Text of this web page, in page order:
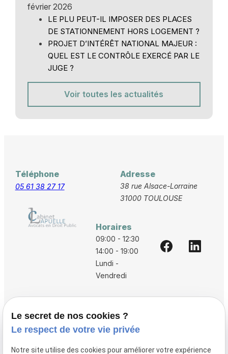
février 2026
LE PLU PEUT-IL IMPOSER DES PLACES
DE STATIONNEMENT HORS LOGEMENT ?
PROJET D’INTÉRÊT NATIONAL MAJEUR :
QUEL EST LE CONTRÔLE EXERCÉ PAR LE
JUGE ?
Voir toutes les actualités
Téléphone
05 61 38 27 17
Adresse
38 rue Alsace-Lorraine
31000 TOULOUSE
Horaires
09:00 - 12:30
14:00 - 19:00
Lundi -
Vendredi
Vos avocats
Le secret de nos cookies ?
Le respect de votre vie privée
Notre site utilise des cookies pour améliorer votre expérience